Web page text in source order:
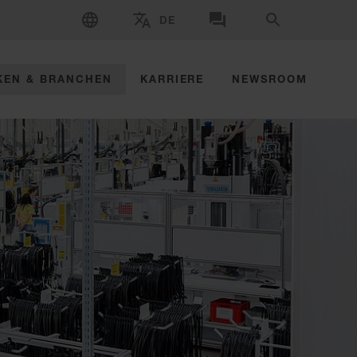
WÄHLEN SIE MARKE UND LAND AUS
DE SPRACHE WÄHLEN
KONTAKT AUFNEHMEN
SUCHE
& BRANCHEN KARRIERE NEWSROOM